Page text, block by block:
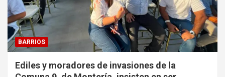
BARRIOS
Ediles y moradores de invasiones de la